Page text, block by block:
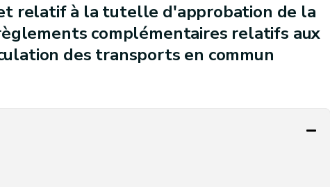
relatif à la tutelle d'approbation de la
complémentaires relatifs aux
des transports en commun